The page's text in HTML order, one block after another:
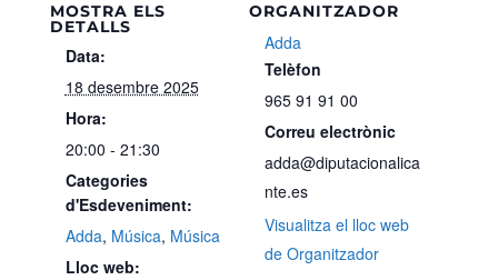
MOSTRA ELS
DETALLS
Data:
18 desembre 2025
Hora:
20:00 - 21:30
Categories
d'Esdeveniment:
Adda, Música, Música
Lloc web:
ORGANITZADOR
Adda
Telèfon
965 91 91 00
Correu electrònic
adda@diputacionalica
nte.es
Visualitza el lloc web
de Organitzador